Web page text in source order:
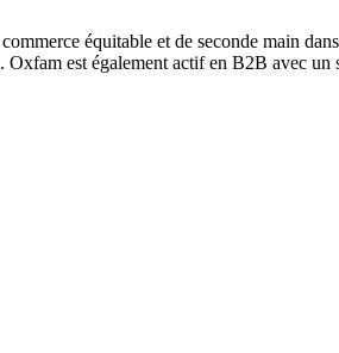
équitable et de seconde main
est également actif en B2B avec